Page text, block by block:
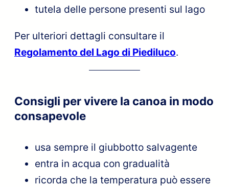
tutela delle persone presenti sul lago
Per ulteriori dettagli consultare il
Regolamento del Lago di Piediluco.
Consigli per vivere la canoa in modo
consapevole
usa sempre il giubbotto salvagente
entra in acqua con gradualità
ricorda che la temperatura può essere